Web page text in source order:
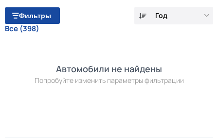
Фильтры Год
Все (398)
Автомобили не найдены
Попробуйте изменить параметры фильтрации